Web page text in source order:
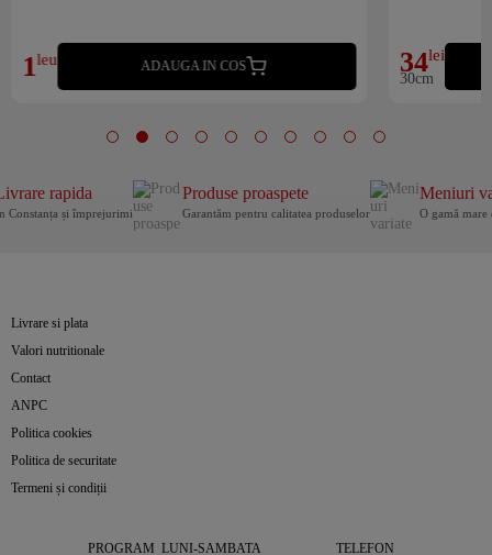
1leu ADAUGA IN COS 34lei
30cm
rapida
Constanța și împrejurimi
Produse proaspete
Garantăm pentru calitatea produselor
Meniuri
O gamă mare
Livrare si plata
Valori nutritionale
Contact
ANPC
Politica cookies
Politica de securitate
Termeni și condiții
TELEFON
PROGRAM LUNI-SAMBATA